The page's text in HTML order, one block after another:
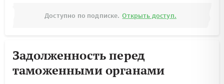
Доступно по подписке. Открыть доступ.
Задолженность перед
таможенными органами